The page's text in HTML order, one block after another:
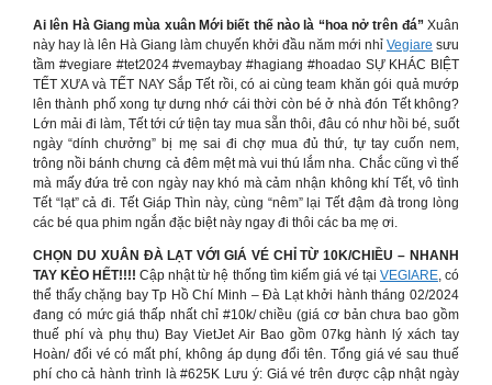
Ai lên Hà Giang mùa xuân Mới biết thế nào là “hoa nở trên đá” Xuân
này hay là lên Hà Giang làm chuyến khởi đầu năm mới nhỉ Vegiare sưu
tầm #vegiare #tet2024 #vemaybay #hagiang #hoadao SỰ KHÁC BIỆT
TẾT XƯA và TẾT NAY Sắp Tết rồi, có ai cùng team khăn gói quả mướp
lên thành phố xong tự dưng nhớ cái thời còn bé ở nhà đón Tết không?
Lớn mải đi làm, Tết tới cứ tiện tay mua sẵn thôi, đâu có như hồi bé, suốt
ngày “dính chưởng” bị mẹ sai đi chợ mua đủ thứ, tự tay cuốn nem,
trông nồi bánh chưng cả đêm mệt mà vui thú lắm nha. Chắc cũng vì thế
mà mấy đứa trẻ con ngày nay khó mà cảm nhận không khí Tết, vô tình
Tết “lạt” cả đi. Tết Giáp Thìn này, cùng “nêm” lại Tết đậm đà trong lòng
các bé qua phim ngắn đặc biệt này ngay đi thôi các ba mẹ ơi.
CHỌN DU XUÂN ĐÀ LẠT VỚI GIÁ VÉ CHỈ TỪ 10K/CHIỀU – NHANH
TAY KẺO HẾT!!!!Cập nhật từ hệ thống tìm kiếm giá vé tại VEGIARE, có
thể thấy chặng bay Tp Hồ Chí Minh – Đà Lạt khởi hành tháng 02/2024
đang có mức giá thấp nhất chỉ #10k/ chiều (giá cơ bản chưa bao gồm
thuế phí và phụ thu) Bay VietJet Air Bao gồm 07kg hành lý xách tay
Hoàn/ đổi vé có mất phí, không áp dụng đổi tên. Tổng giá vé sau thuế
phí cho cả hành trình là #625K Lưu ý: Giá vé trên được cập nhật ngày